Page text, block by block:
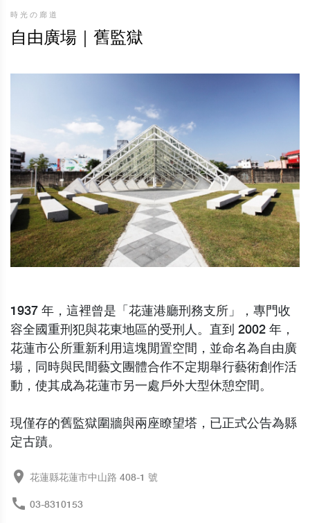
時光の廊道
自由廣場｜舊監獄
1937 年，這裡曾是「花蓮港廳刑務支所」，專門收
容全國重刑犯與花東地區的受刑人。直到 2002 年，
花蓮市公所重新利用這塊閒置空間，並命名為自由廣
場，同時與民間藝文團體合作不定期舉行藝術創作活
動，使其成為花蓮市另一處戶外大型休憩空間。
現僅存的舊監獄圍牆與兩座瞭望塔，已正式公告為縣
定古蹟。
place 花蓮縣花蓮市中山路 408-1 號
call 03-8310153